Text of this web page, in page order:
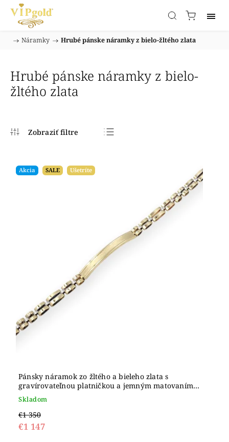
/ Náramky / Hrubé pánske náramky z bielo-žltého zlata
Hrubé pánske náramky z bielo-
žltého zlata
Akcia SALE Ušetríte
Pánsky náramok zo žltého a bieleho zlata s
gravírovateľnou platničkou a jemným matovaním,
14K
Skladom
€1 350
€1 147